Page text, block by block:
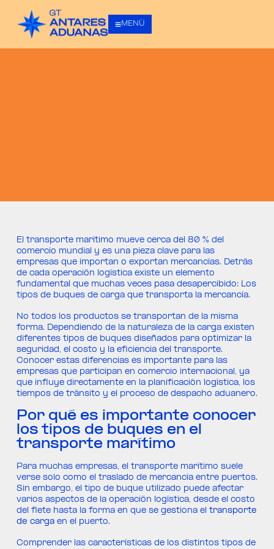
MENÚ
El transporte marítimo mueve cerca del 80 % del
comercio mundial y es una pieza clave para las
empresas que importan o exportan mercancías. Detrás
de cada operación logística existe un elemento
fundamental que muchas veces pasa desapercibido: Los
tipos de buques de carga que transporta la mercancía.
No todos los productos se transportan de la misma
forma. Dependiendo de la naturaleza de la carga existen
diferentes tipos de buques diseñados para optimizar la
seguridad, el costo y la eficiencia del transporte.
Conocer estas diferencias es importante para las
empresas que participan en comercio internacional, ya
que influye directamente en la planificación logística, los
tiempos de tránsito y el proceso de despacho aduanero.
Por qué es importante conocer
los tipos de buques en el
transporte marítimo
Para muchas empresas, el transporte marítimo suele
verse solo como el traslado de mercancía entre puertos.
Sin embargo, el tipo de buque utilizado puede afectar
varios aspectos de la operación logística, desde el costo
del flete hasta la forma en que se gestiona el transporte
de cargaen el puerto.
Comprender las características de los distintos tipos de